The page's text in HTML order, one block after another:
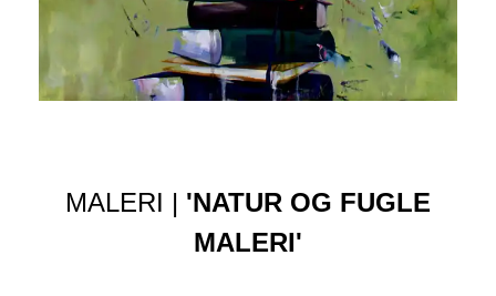
MALERI | 'NATUR OG FUGLE
MALERI'